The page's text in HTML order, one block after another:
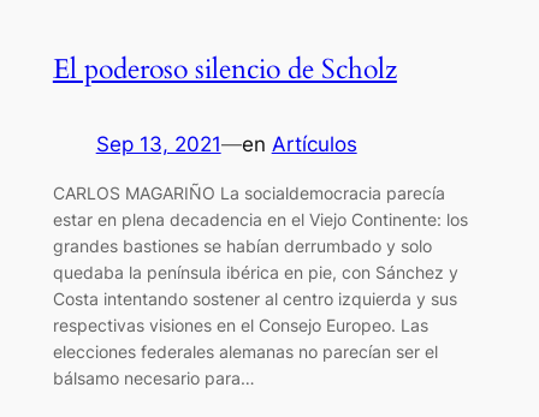
El poderoso silencio de Scholz
Sep 13, 2021—en Artículos
CARLOS MAGARIÑO La socialdemocracia parecía
estar en plena decadencia en el Viejo Continente: los
grandes bastiones se habían derrumbado y solo
quedaba la península ibérica en pie, con Sánchez y
Costa intentando sostener al centro izquierda y sus
respectivas visiones en el Consejo Europeo. Las
elecciones federales alemanas no parecían ser el
bálsamo necesario para…